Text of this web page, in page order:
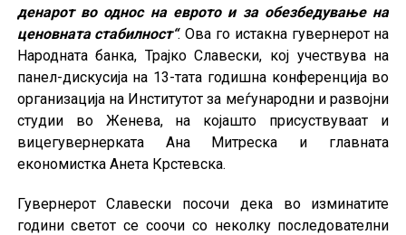
денарот во однос на еврото и за обезбедување на
ценовната стабилност“. Ова го истакна гувернерот на
Народната банка, Трајко Славески, кој учествува на
панел-дискусија на 13-тата годишна конференција во
организација на Институтот за меѓународни и развојни
студии во Женева, на којашто присуствуваат и
вицегувернерката Ана Митреска и главната
економистка Анета Крстевска.
Гувернерот Славески посочи дека во изминатите
години светот се соочи со неколку последователни